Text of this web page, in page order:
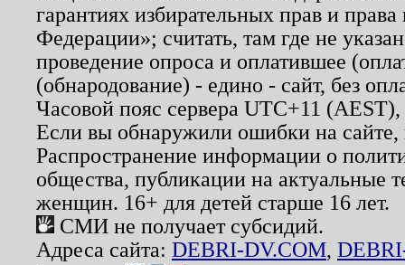
гарантиях избирательных прав и
Федерации»; считать, там где не
проведение опроса и оплатившее
(обнародование) - едино - сайт, без
Часовой пояс сервера UTC+11
Если вы обнаружили ошибки на
Распространение информации о
общества, публикации на актуальные
женщин. 16+ для детей старше 16 лет.
СМИ не получает субсидий.
Адреса сайта: DEBRI-DV.COM,